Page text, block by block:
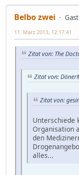
Belbo zwei
Gast
11. März 2013, 12:17:41
Zitat von: The
Zitat von:
Zitat von:
Unterschiede
Organisation
den
alles...